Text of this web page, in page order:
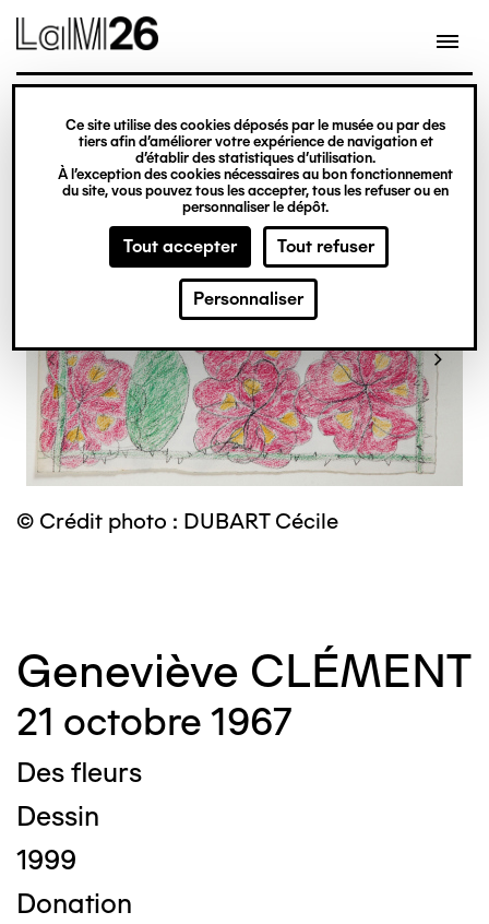
Gestion des cookies
Ce site utilise des cookies déposés par le musée ou par des
tiers afin d’améliorer votre expérience de navigation et
d’établir des statistiques d’utilisation.
À l’exception des cookies nécessaires au bon fonctionnement
du site, vous pouvez tous les accepter, tous les refuser ou en
personnaliser le dépôt.
Tout accepter Tout refuser
Personnaliser
contenu
© Crédit photo : DUBART Cécile
Geneviève CLÉMENT
21 octobre 1967
Des fleurs
Dessin
1999
Donation